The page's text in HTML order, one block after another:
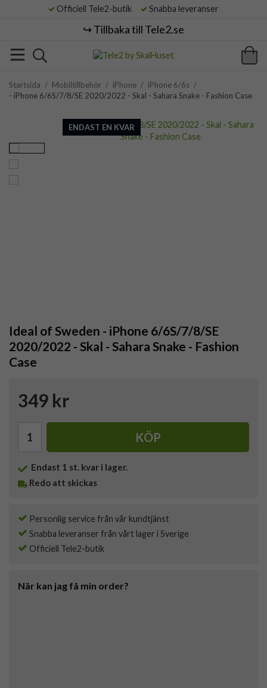
Officiell Tele2-butik Snabba leveranser
↪️ Tillbaka till Tele2.se
Startsida / Mobiltillbehör / iPhone / iPhone 6/6s /
- iPhone 6/6S/7/8/SE 2020/2022 - Skal - Sahara Snake - Fashion Case
ENDAST EN KVAR
Ideal of Sweden - iPhone 6/6S/7/8/SE
2020/2022 - Skal - Sahara Snake - Fashion
Case
349 kr
KÖP
Endast 1 st. kvar i lager.
Redo att skickas
Personlig service från vår kundtjänst
Snabba leveranser från vårt lager i Sverige
Officiell Tele2-butik
När kan jag få min order?